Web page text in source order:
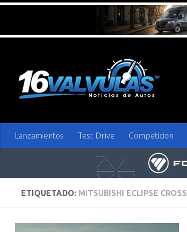
Lanzamientos Test Drive Competicion
ETIQUETADO: MITSUBISHI ECLIPSE CROSS